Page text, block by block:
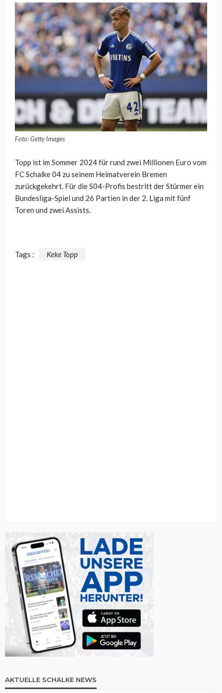
Foto: Getty Images
Topp ist im Sommer 2024 für rund zwei Millionen Euro vom
FC Schalke 04 zu seinem Heimatverein Bremen
zurückgekehrt. Für die S04-Profis bestritt der Stürmer ein
Bundesliga-Spiel und 26 Partien in der 2. Liga mit fünf
Toren und zwei Assists.
Tags : Keke Topp
AKTUELLE SCHALKE NEWS